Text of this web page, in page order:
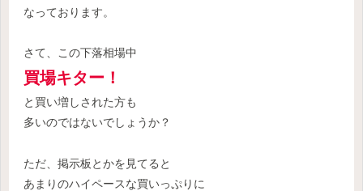
なっております。
さて、この下落相場中
買場キター！
と買い増しされた方も
多いのではないでしょうか？
ただ、掲示板とかを見てると
あまりのハイペースな買いっぷりに